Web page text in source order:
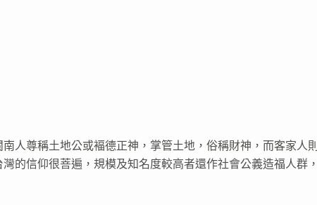
人尊稱土地公或褔德正神，掌管土地，俗稱財神，而客家人
的信仰很菩遍，規模及知名度較高者還作社會公義造福人群